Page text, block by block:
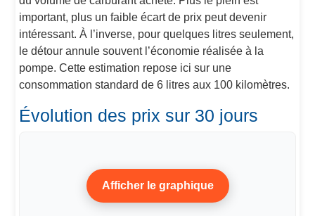
important, plus un faible écart de prix peut devenir
intéressant. À l’inverse, pour quelques litres seulement,
le détour annule souvent l’économie réalisée à la
pompe. Cette estimation repose ici sur une
consommation standard de 6 litres aux 100 kilomètres.
Évolution des prix sur 30 jours
Afficher le graphique